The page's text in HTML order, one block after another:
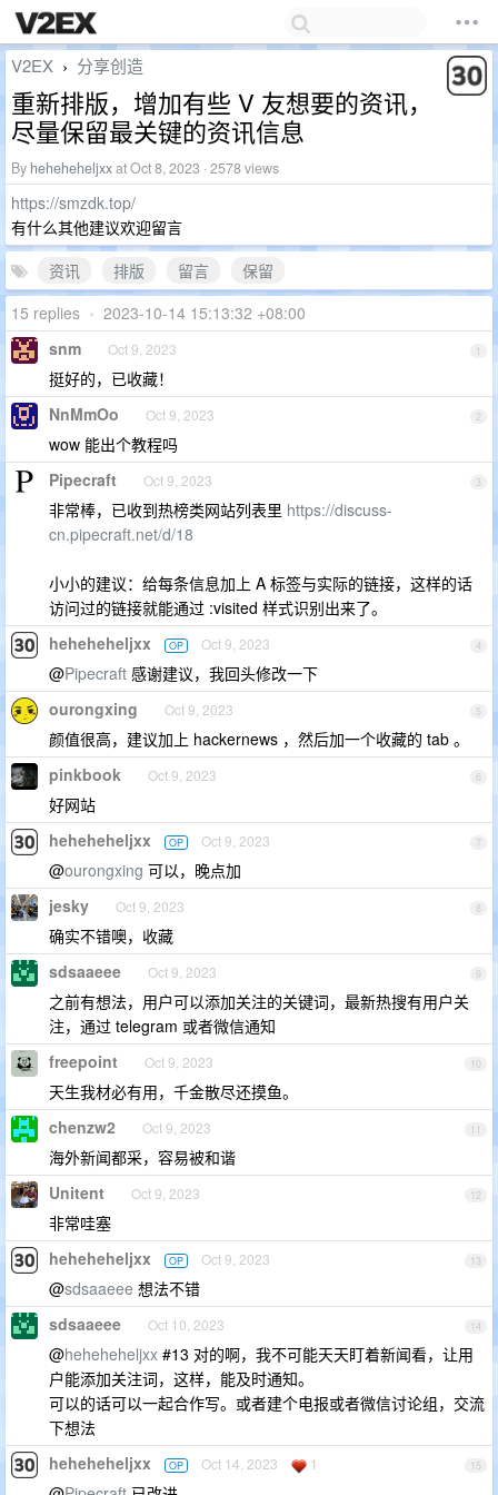
V2EX › 分享创造
重新排版，增加有些 V 友想要的资讯，
尽量保留最关键的资讯信息
By heheheheljxxat Oct 8, 2023 · 2578 views
https://smzdk.top/
有什么其他建议欢迎留言
资讯
排版 留言
保留
15 replies • 2023-10-14 15:13:32 +08:00
1
snm Oct 9, 2023
挺好的，已收藏！
2
NnMmOo Oct 9, 2023
wow 能出个教程吗
3
Pipecraft Oct 9, 2023
非常棒，已收到热榜类网站列表里 https://discuss-
cn.pipecraft.net/d/18
小小的建议：给每条信息加上 A 标签与实际的链接，这样的话
访问过的链接就能通过 :visited 样式识别出来了。
4
heheheheljxx OP Oct 9, 2023
@Pipecraft 感谢建议，我回头修改一下
5
ourongxing Oct 9, 2023
颜值很高，建议加上 hackernews ，然后加一个收藏的 tab 。
6
pinkbook Oct 9, 2023
好网站
7
heheheheljxx OP Oct 9, 2023
@ourongxing 可以，晚点加
8
jesky Oct 9, 2023
确实不错噢，收藏
9
sdsaaeee Oct 9, 2023
之前有想法，用户可以添加关注的关键词，最新热搜有用户关
注，通过 telegram 或者微信通知
10
freepoint Oct 9, 2023
天生我材必有用，千金散尽还摸鱼。
11
chenzw2 Oct 9, 2023
海外新闻都采，容易被和谐
12
Unitent Oct 9, 2023
非常哇塞
13
heheheheljxx OP Oct 9, 2023
@sdsaaeee 想法不错
14
sdsaaeee Oct 10, 2023
@heheheheljxx #13 对的啊，我不可能天天盯着新闻看，让用
户能添加关注词，这样，能及时通知。
可以的话可以一起合作写。或者建个电报或者微信讨论组，交流
下想法
15
heheheheljxx OP Oct 14, 2023 1